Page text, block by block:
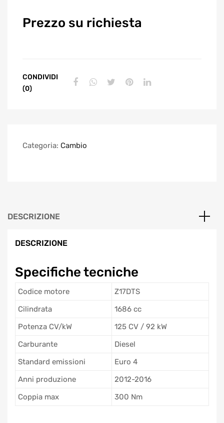
Prezzo su richiesta
CONDIVIDI
(0)
Categoria: Cambio
DESCRIZIONE
DESCRIZIONE
Specifiche tecniche
Codice motore
Z17DTS
Cilindrata
1686 cc
Potenza CV/kW
125 CV / 92 kW
Carburante
Diesel
Standard emissioni
Euro 4
Anni produzione
2012-2016
Coppia max
300 Nm